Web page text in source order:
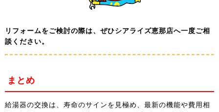
リフォームをご検討の際は、ぜひシアライズ恵那店へ一度ご相
談ください。
まとめ
給湯器の交換は、寿命のサインを見極め、最新の機能や費用相